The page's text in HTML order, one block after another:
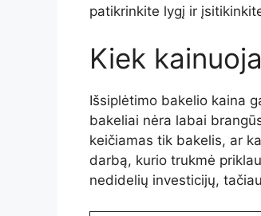
patikrinkite lygį ir
Kiek
Išsiplėtimo bakelio kaina
bakeliai nėra labai
keičiamas tik bakelis, ar
darbą, kurio trukmė
nedidelių investicijų,